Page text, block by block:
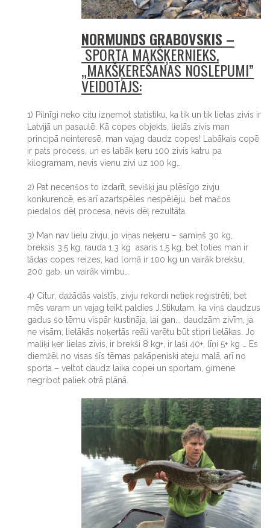
NORMUNDS GRABOVSKIS –
SPORTA MAKŠĶERNIEKS,
„MAKŠĶERĒŠANAS NOSLĒPUMI”
VEIDOTĀJS:
1) Pilnīgi neko citu izņemot statistiku, ka tik un tik lielas zivis ir
Latvijā un pasaulē. Kā copes objekts, lielās zivis man
principā neinteresē, man vajag daudz copes! Labākais copē
ir pats process, un es labāk ķeru 100 zivis katru pa
kilogramam, nevis vienu zivi uz 100 kg…
2) Pat necenšos to izdarīt, sevišķi jau plēsīgo zivju
konkurencē, es arī azartspēles nespēlēju, bet mačos
piedalos dēļ procesa, nevis dēļ rezultāta.
3) Man nav lielu zivju, jo viņas neķeru – samiņš 30 kg,
breksis 3,5 kg, rauda 1,3 kg asaris 1,5 kg, bet toties man ir
tādas copes reizes, kad lomā ir 100 kg un vairāk brekšu,
200 gab. un vairāk vimbu…
4) Citur, dažādās valstīs, zivju rekordi netiek reģistrēti, bet
mēs varam un vajag teikt paldies J.Stikutam, ka viņš daudzus
gadus šo tēmu vispār kustināja, lai gan.., daudzām zivīm, ja
ne visām, lielākās noķertās reāli varētu būt stipri lielākas. Jo
maliķi ķer lielas zivis, ir brekši 8 kg+, ir laši 40+, līņi 5+ kg … Es
diemžēl no visas šīs tēmas pakāpeniski ateju malā, arī no
sporta – veltot daudz laika copei un sportam, ģimene
negribot paliek otrā plānā.